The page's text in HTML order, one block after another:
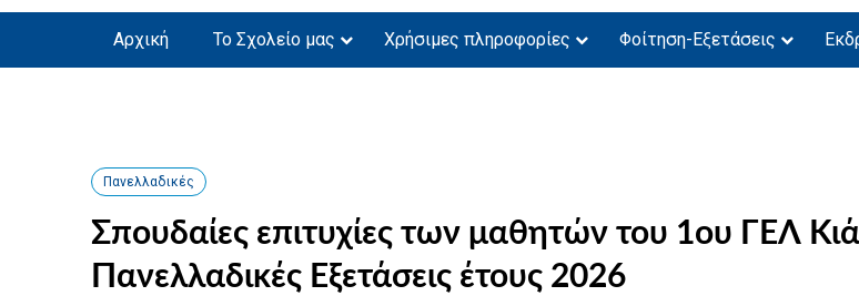
Αρχική Το Σχολείο μας Χρήσιμες πληροφορίες Φοίτηση-Εξετάσεις
Πανελλαδικές
Σπουδαίες επιτυχίες των μαθητών του 1ου ΓΕΛ
Πανελλαδικές Εξετάσεις έτους 2026